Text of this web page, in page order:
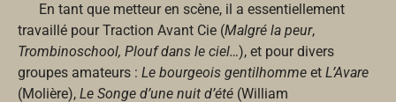
En tant que metteur en scène, il a essentiellement
travaillé pour Traction Avant Cie (Malgré la peur,
Trombinoschool, Plouf dans le ciel…), et pour divers
groupes amateurs : Le bourgeois gentilhomme et L’Avare
(Molière), Le Songe d’une nuit d’été (William